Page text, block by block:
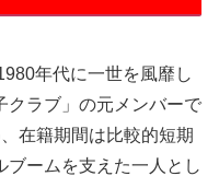
年代に一世を風靡し
クラブ」の元メンバーで
在籍期間は比較的短期
ブームを支えた一人とし